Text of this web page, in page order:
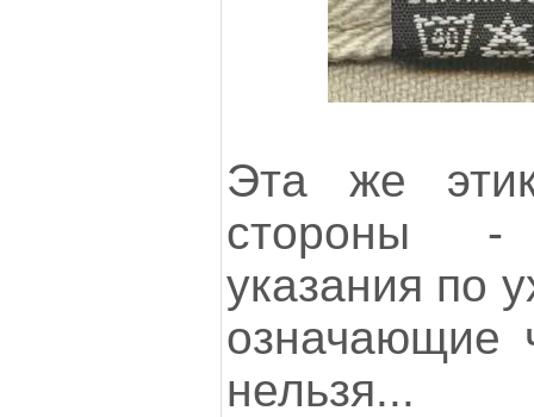
Эта же
стороны -
указания по
означающие
нельзя...